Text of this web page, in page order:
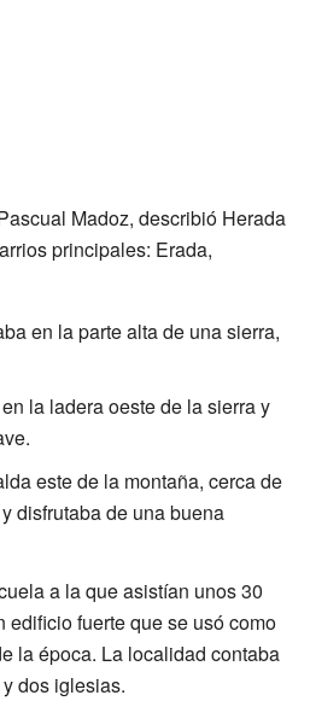
Madoz, describió Herada
principales: Erada,
en la parte alta de una sierra,
la ladera oeste de la sierra y
este de la montaña, cerca de
disfrutaba de una buena
a la que asistían unos 30
edificio fuerte que se usó como
la época. La localidad contaba
dos iglesias.